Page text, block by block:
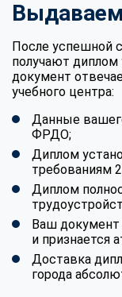
После успешной
получают диплом
документ
учебного центра:
Данные
ФРДО;
Диплом
требованиям
Диплом
Ваш документ
и признается
Доставка
города